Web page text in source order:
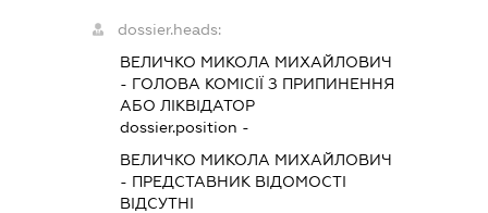
dossier.heads:
ВЕЛИЧКО МИКОЛА МИХАЙЛОВИЧ
- ГОЛОВА КОМІСІЇ З ПРИПИНЕННЯ
АБО ЛІКВІДАТОР
dossier.position -
ВЕЛИЧКО МИКОЛА МИХАЙЛОВИЧ
- ПРЕДСТАВНИК ВІДОМОСТІ
ВІДСУТНІ